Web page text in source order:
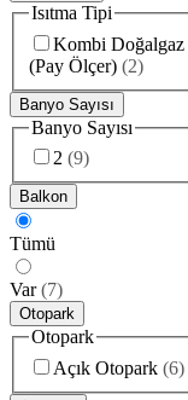
Isıtma Tipi
Kombi Doğalgaz
(Pay Ölçer) (2)
Banyo Sayısı
Banyo Sayısı
2 (9)
Balkon
Tümü
Var (7)
Otopark
Otopark
Açık Otopark (6)